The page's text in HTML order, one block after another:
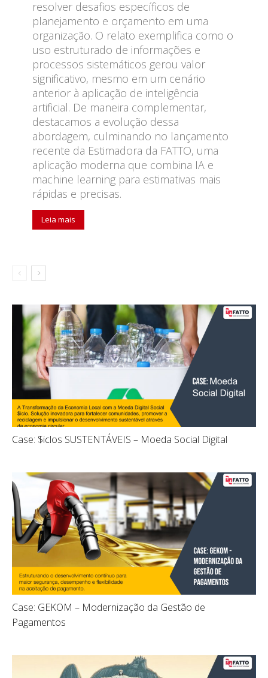
resolver desafios específicos de
planejamento e orçamento em uma
organização. O relato exemplifica como o
uso estruturado de informações e
processos sistemáticos gerou valor
significativo, mesmo em um cenário
anterior à aplicação de inteligência
artificial. De maneira complementar,
destacamos a evolução dessa
abordagem, culminando no lançamento
recente da Estimadora da FATTO, uma
aplicação moderna que combina IA e
machine learning para estimativas mais
rápidas e precisas.
Leia mais
Case: $iclos SUSTENTÁVEIS – Moeda Social Digital
Case: GEKOM – Modernização da Gestão de
Pagamentos